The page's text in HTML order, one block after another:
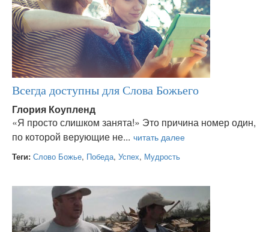
Всегда доступны для Слова Божьего
Глория Коупленд
«Я просто слишком занята!» Это причина номер один,
по которой верующие не...
Теги: Слово Божье, Победа, Успех, Мудрость